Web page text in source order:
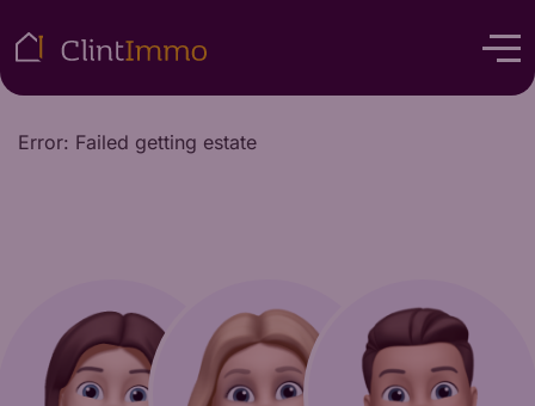
Error: Failed getting estate